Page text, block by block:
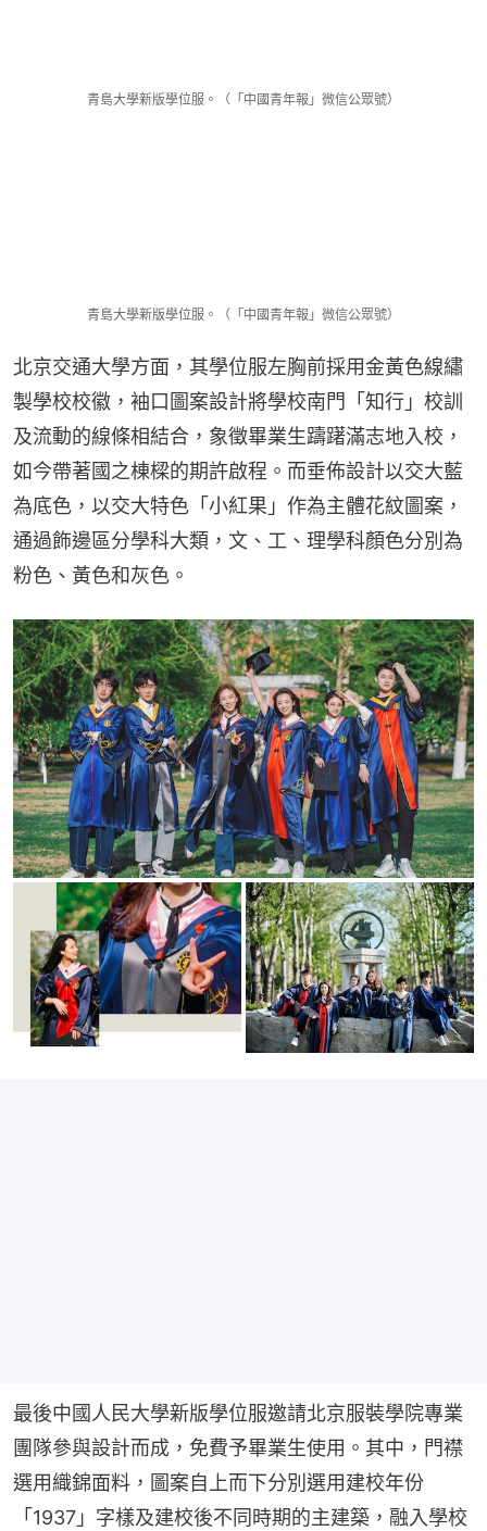
青島大學新版學位服。（「中國青年報」微信公眾號）
青島大學新版學位服。（「中國青年報」微信公眾號）
北京交通大學方面，其學位服左胸前採用金黃色線繡
製學校校徽，袖口圖案設計將學校南門「知行」校訓
及流動的線條相結合，象徵畢業生躊躇滿志地入校，
如今帶著國之棟樑的期許啟程。而垂佈設計以交大藍
為底色，以交大特色「小紅果」作為主體花紋圖案，
通過飾邊區分學科大類，文、工、理學科顏色分別為
粉色、黃色和灰色。
最後中國人民大學新版學位服邀請北京服裝學院專業
團隊參與設計而成，免費予畢業生使用。其中，門襟
選用織錦面料，圖案自上而下分別選用建校年份
「1937」字樣及建校後不同時期的主建築，融入學校